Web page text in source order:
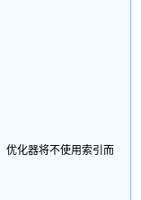
化器将不使用索引而